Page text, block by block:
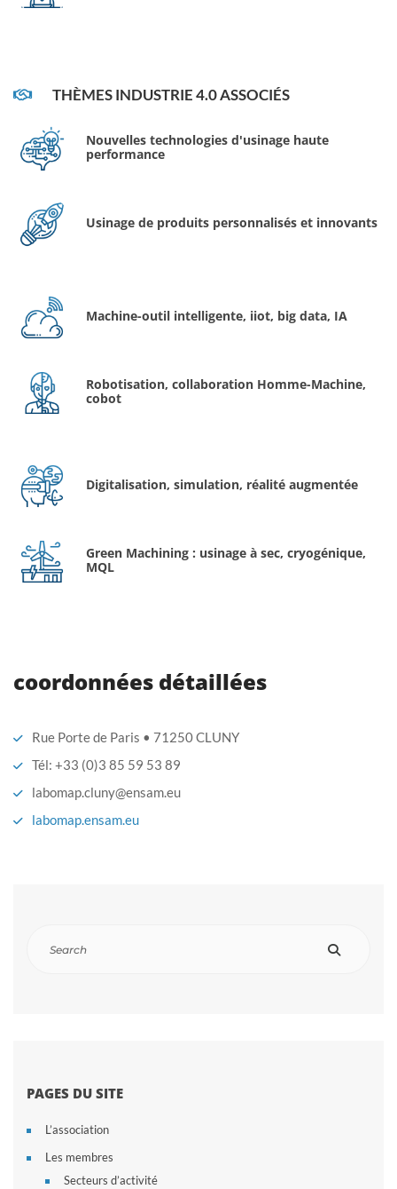
THÈMES INDUSTRIE 4.0 ASSOCIÉS
Nouvelles technologies d'usinage haute
performance
Usinage de produits personnalisés et innovants
Machine-outil intelligente, iiot, big data, IA
Robotisation, collaboration Homme-Machine,
cobot
Digitalisation, simulation, réalité augmentée
Green Machining : usinage à sec, cryogénique,
MQL
coordonnées détaillées
Rue Porte de Paris • 71250 CLUNY
Tél: +33 (0)3 85 59 53 89
labomap.cluny@ensam.eu
labomap.ensam.eu
PAGES DU SITE
L’association
Les membres
Secteurs d’activité